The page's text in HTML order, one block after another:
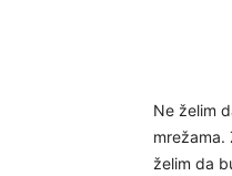
Ne želim
mrežama.
želim da